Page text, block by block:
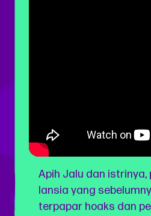
Apih Jalu dan istrinya,
lansia yang
terpapar hoaks dan